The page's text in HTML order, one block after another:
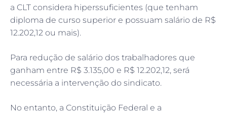
a CLT considera hiperssuficientes (que tenham
diploma de curso superior e possuam salário de R$
12.202,12 ou mais).
Para redução de salário dos trabalhadores que
ganham entre R$ 3.135,00 e R$ 12.202,12, será
necessária a intervenção do sindicato.
No entanto, a Constituição Federal e a